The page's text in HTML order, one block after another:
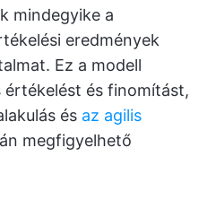
mindegyike a
eredmények
Ez a modell
és finomítást,
és az agilis
megfigyelhető